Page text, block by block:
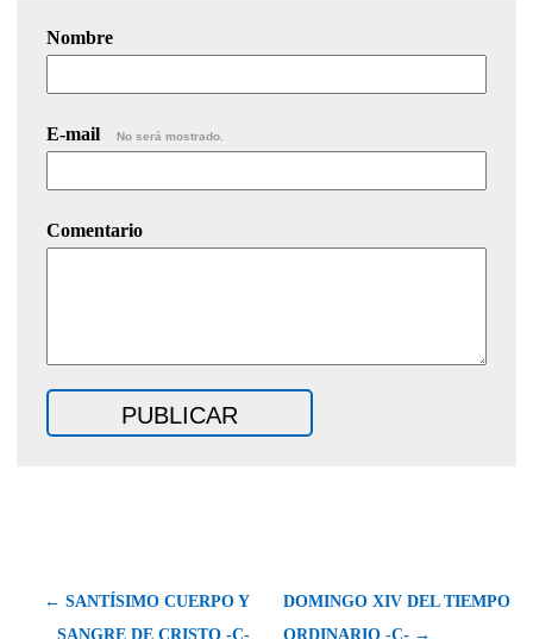
Nombre
E-mail No será mostrado.
Comentario
← SANTÍSIMO CUERPO Y
SANGRE DE CRISTO -C-
DOMINGO XIV DEL TIEMPO
ORDINARIO -C- →